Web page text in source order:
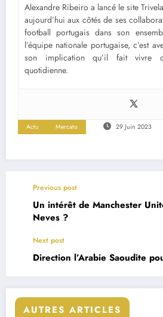
Alexandre Ribeiro a lancé le site
aujourd’hui aux côtés de ses
football portugais dans son
l’équipe nationale portugaise, c’est
son implication qu’il fait vivre
quotidienne.
Actu Mercato 29 Juin 2023
Previous post
Un intérêt de Manchester
Neves ?
Next post
Direction l’Arabie Saoudite
AUTRES ARTICLES